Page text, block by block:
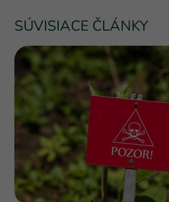
SÚVISIACE ČLÁNKY